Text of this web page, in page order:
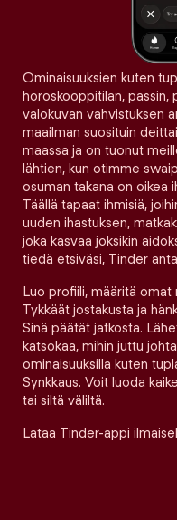
Ominaisuuksien kuten
horoskooppitilan,
valokuvan vahvistuksen
maailman suosituin
maassa ja on tuonut
lähtien, kun otimme
osuman takana on oikea
Täällä tapaat ihmisiä,
uuden ihastuksen,
joka kasvaa joksikin
tiedä etsiväsi, Tinder
Luo profiili, määritä omat
Tykkäät jostakusta ja
Sinä päätät jatkosta.
katsokaa, mihin juttu
ominaisuuksilla kuten
Synkkaus. Voit luoda
tai siltä väliltä.
Lataa Tinder-appi